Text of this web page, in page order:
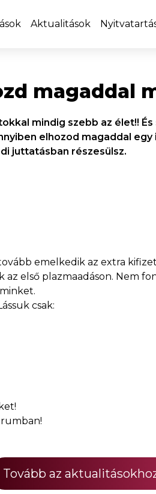
Aktualitások
magaddal
mindig szebb az élet!!
elhozod magaddal
juttatásban részesülsz.
emelkedik az extra
első plazmaadáson. Nem
csak:
Tovább az